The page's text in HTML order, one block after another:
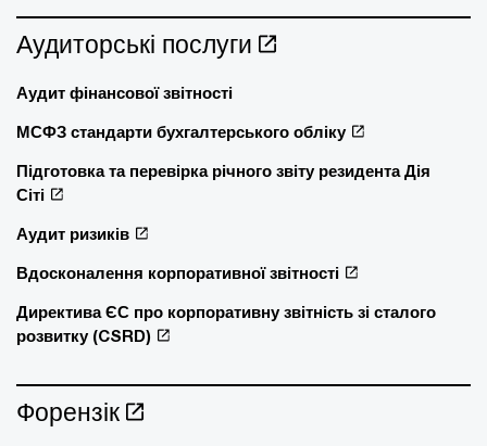
Аудиторські послуги
Аудит фінансової звітності
МСФЗ стандарти бухгалтерського обліку
Підготовка та перевірка річного звіту резидента Дія
Сіті
Аудит ризиків
Вдосконалення корпоративної звітності
Директива ЄС про корпоративну звітність зі сталого
розвитку (CSRD)
Форензік